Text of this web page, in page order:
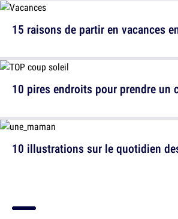
10 pires endroits pour prendre un
15 raisons de partir en vacances
10 illustrations sur le quotidien